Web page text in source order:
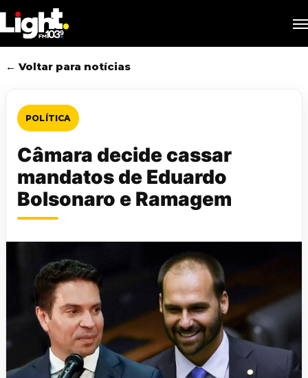
to
main
content
← Voltar para notícias
POLÍTICA
Câmara decide cassar
mandatos de Eduardo
Bolsonaro e Ramagem